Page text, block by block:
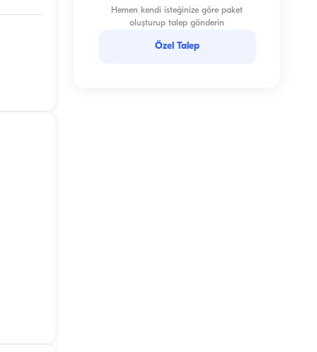
Hemen kendi isteğinize göre paket
oluşturup talep gönderin
Özel Talep